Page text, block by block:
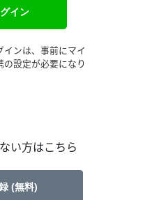
イン
ンは、事前にマイ
設定が必要になり
い方はこちら
(無料)